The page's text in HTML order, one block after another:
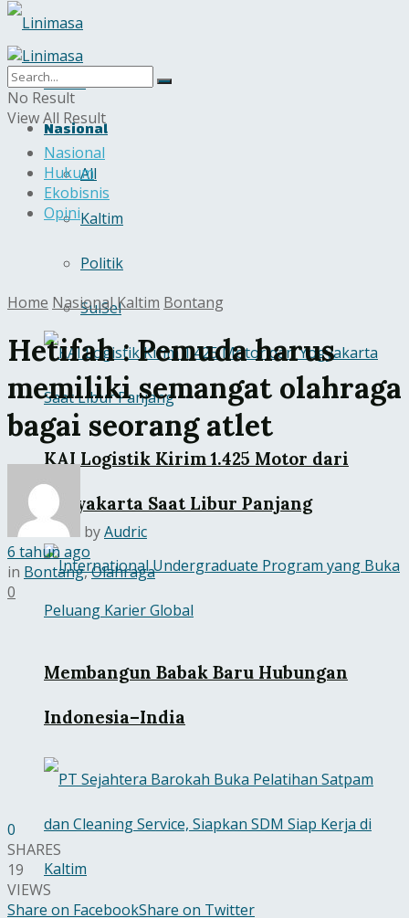
Home
Nasional
All
Kaltim
Politik
SulSel
KAI Logistik Kirim 1.425 Motor dari
Yogyakarta Saat Libur Panjang
Membangun Babak Baru Hubungan
Indonesia–India
No Result
View All Result
Nasional
Hukum
Ekobisnis
Opini
Home Nasional Kaltim Bontang
Hetifah : Pemuda harus
memiliki semangat olahraga
bagai seorang atlet
byAudric
6 tahun ago
in Bontang,Olahraga
0
0
SHARES
19
VIEWS
Share on FacebookShare on Twitter